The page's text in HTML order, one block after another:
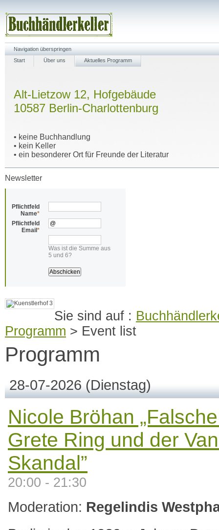
Navigation überspringen
Start
Über uns Aktuelles Programm
Alt-Lietzow 12, Hofgebäude
10587 Berlin-Charlottenburg
• keine Buchhandlung
• kein Keller
• ein besonderer Ort für Freunde der Literatur
Newsletter
Pflichtfeld
Name*
Pflichtfeld
Email *
Was ist die Summe aus
5 und 6?
Programm > Event list
Programm
28-07-2026 (Dienstag)
Nicole Bröhan
Grete Ring und der
Skandal”
20:00 - 21:30
Moderation: Regelindis